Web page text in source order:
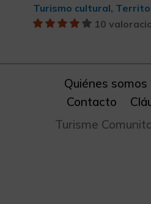
Turismo cultural,
10
Quiénes somos
Contacto
Turisme